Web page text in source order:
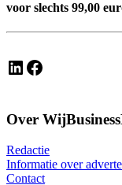
voor slechts 99,00
LinkedIn Facebook
Over
Redactie
Informatie over
Contact